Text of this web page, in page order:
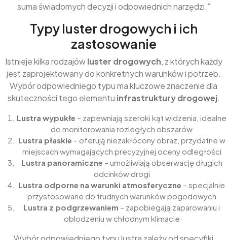
suma świadomych decyzji i odpowiednich narzędzi.”
Typy luster drogowych i ich
zastosowanie
Istnieje kilka rodzajówluster drogowych, z których każdy
jest zaprojektowany do konkretnych warunków i potrzeb.
Wybór odpowiedniego typu ma kluczowe znaczenie dla
skuteczności tego elementu infrastruktury drogowej.
Lustra wypukłe – zapewniają szeroki kąt widzenia, idealne
do monitorowania rozległych obszarów
Lustra płaskie – oferują niezakłócony obraz, przydatne w
miejscach wymagających precyzyjnej oceny odległości
Lustra panoramiczne – umożliwiają obserwację długich
odcinków drogi
Lustra odporne na warunki atmosferyczne – specjalnie
przystosowane do trudnych warunków pogodowych
Lustra z podgrzewaniem – zapobiegają zaparowaniu i
oblodzeniu w chłodnym klimacie